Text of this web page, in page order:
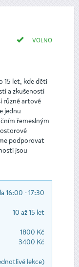
VOLNO
15 let, kde děti
a zkušenosti
různé artové
jednu
řemeslným
podporovat
jsou
16:00 - 17:30
10 až 15 let
1800 Kč
3400 Kč
lekce)